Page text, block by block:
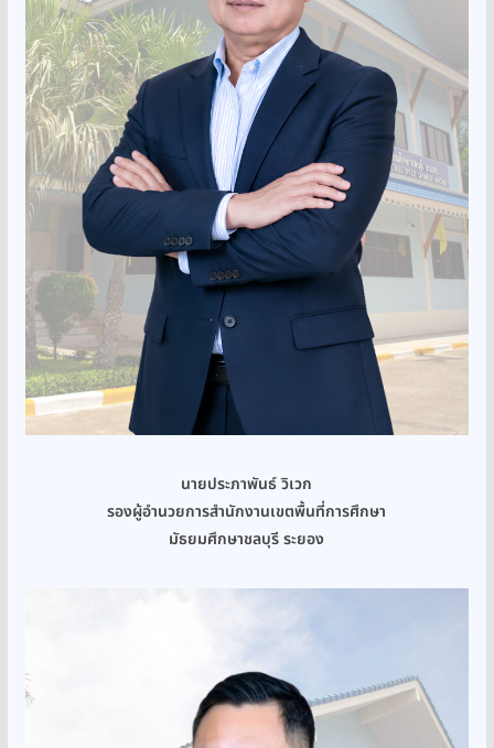
นายประภาพันธ์ วิเวก
รองผู้อำนวยการสำนักงานเขตพื้นที่การศึกษา
มัธยมศึกษาชลบุรี ระยอง